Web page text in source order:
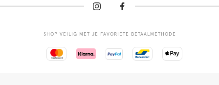
SHOP VEILIG MET JE FAVORIETE BETAALMETHODE